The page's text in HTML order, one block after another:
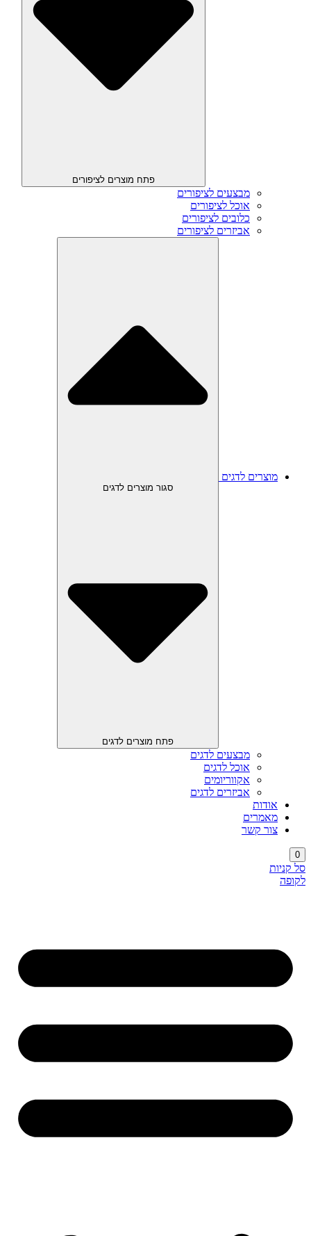
פתח מוצרים לציפורים
מבצעים לציפורים
אוכל לציפורים
כלובים לציפורים
אביזרים לציפורים
מוצרים לדגים
סגור מוצרים לדגים
פתח מוצרים לדגים
מבצעים לדגים
אוכל לדגים
אקווריומים
אביזרים לדגים
אודות
מאמרים
צור קשר
0
סל קניות
לקופה